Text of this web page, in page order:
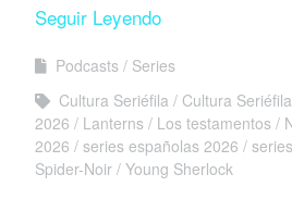
Seguir Leyendo
Podcasts
Series
Cultura Seriéfila
Cultura
2026
Lanterns Los testamentos
2026
series españolas 2026
Spider-Noir Young Sherlock